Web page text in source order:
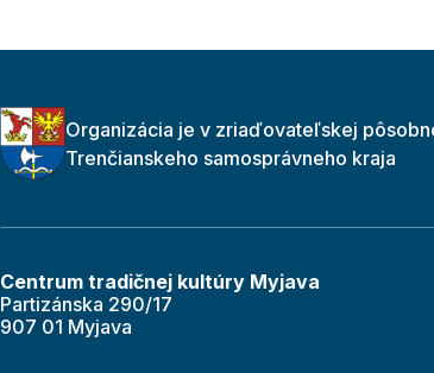
Organizácia je v zriaďovateľskej
Trenčianskeho samosprávneho kraja
Centrum tradičnej kultúry Myjava
Partizánska 290/17
907 01 Myjava